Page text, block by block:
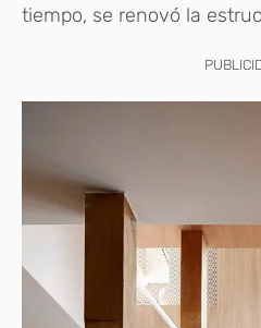
tiempo, se renovó la